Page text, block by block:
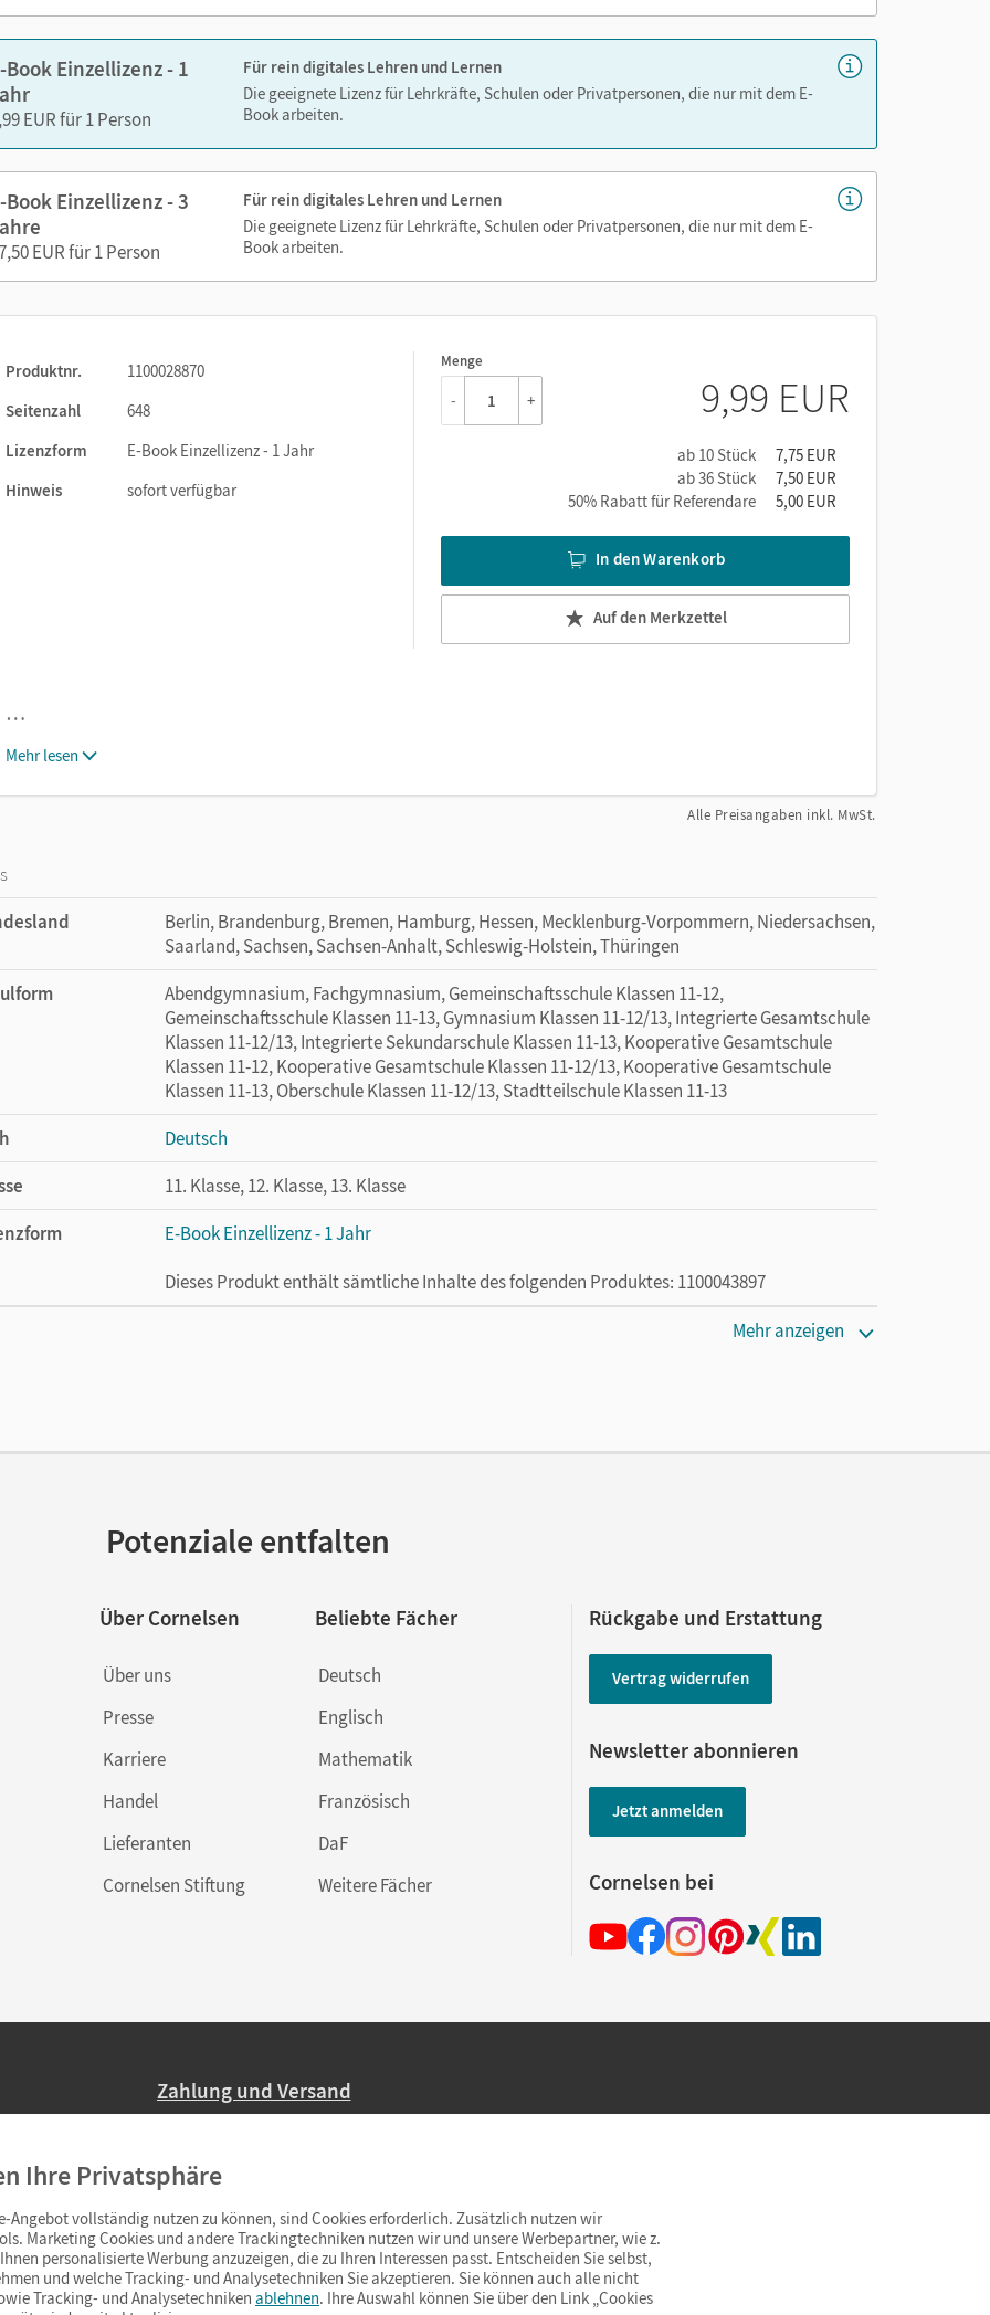
in diesem E-Book:
Hörtexte, insbesondere zu literarischen Texten
Erklärvideos zum Klausurtraining, zu Epochenwissen und zu den Kategorien der Textanalyse
Links zu externen multimedialen Inhalten
Book Einzellizenz - 1
EUR für 1 Person
Für rein digitales Lehren und Lernen
Die geeignete Lizenz für Lehrkräfte, Schulen oder Privatpersonen, die nur mit dem E-
Book arbeiten.
Book Einzellizenz - 3
EUR für 1 Person
Für rein digitales Lehren und Lernen
Die geeignete Lizenz für Lehrkräfte, Schulen oder Privatpersonen, die nur mit dem E-
Book arbeiten.
Produktnr.
1100028870
Seitenzahl
648
Lizenzform
E-Book Einzellizenz - 1 Jahr
Hinweis
sofort verfügbar
Menge
1
- + 9,99 EUR
ab 10 Stück
7,75 EUR
ab 36 Stück
7,50 EUR
50% Rabatt für Referendare
5,00 EUR
In den Warenkorb
Auf den Merkzettel
…
Mehr lesen
Alle Preisangaben inkl. MwSt.
Berlin, Brandenburg, Bremen, Hamburg, Hessen, Mecklenburg-Vorpommern, Niedersachsen,
Saarland, Sachsen, Sachsen-Anhalt, Schleswig-Holstein, Thüringen
Abendgymnasium, Fachgymnasium, Gemeinschaftsschule Klassen 11-12,
Gemeinschaftsschule Klassen 11-13, Gymnasium Klassen 11-12/13, Integrierte Gesamtschule
Klassen 11-12/13, Integrierte Sekundarschule Klassen 11-13, Kooperative Gesamtschule
Klassen 11-12, Kooperative Gesamtschule Klassen 11-12/13, Kooperative Gesamtschule
Klassen 11-13, Oberschule Klassen 11-12/13, Stadtteilschule Klassen 11-13
Deutsch
11. Klasse, 12. Klasse, 13. Klasse
E-Book Einzellizenz - 1 Jahr
Dieses Produkt enthält sämtliche Inhalte des folgenden Produktes: 1100043897
Cornelsen Verlag
Thönneßen-Fischer, Angelika; Joist, Alexander; Mielke, Angela; Langner, Markus; Schneider,
Mehr anzeigen
Potenziale entfalten
Über Cornelsen
Über uns
Presse
Karriere
Handel
Lieferanten
Cornelsen Stiftung
Beliebte Fächer
Deutsch
Englisch
Mathematik
Französisch
DaF
Weitere Fächer
Rückgabe und Erstattung
Vertrag widerrufen
Newsletter abonnieren
Jetzt anmelden
Cornelsen bei
Zahlung und Versand
Ab 59,– EUR Bestellwert liefern wir versandkostenfrei innerhalb Deutschlands
(Lieferung in 3–6 Tagen).
Ihre Privatsphäre
Angebot vollständig nutzen zu können, sind Cookies erforderlich. Zusätzlich nutzen wir
Marketing Cookies und andere Trackingtechniken nutzen wir und unsere Werbepartner, wie z.
personalisierte Werbung anzuzeigen, die zu Ihren Interessen passt. Entscheiden Sie selbst,
und welche Tracking- und Analysetechniken Sie akzeptieren. Sie können auch alle nicht
Tracking- und Analysetechniken ablehnen. Ihre Auswahl können Sie über den Link „Cookies